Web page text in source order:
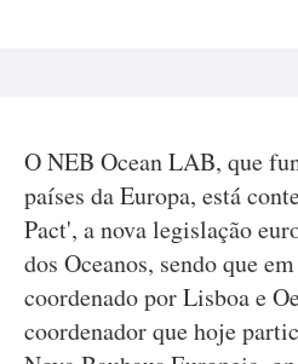
O NEB Ocean LAB, que
países da Europa, está
Pact', a nova legislação
dos Oceanos, sendo que
coordenado por Lisboa e
coordenador que hoje